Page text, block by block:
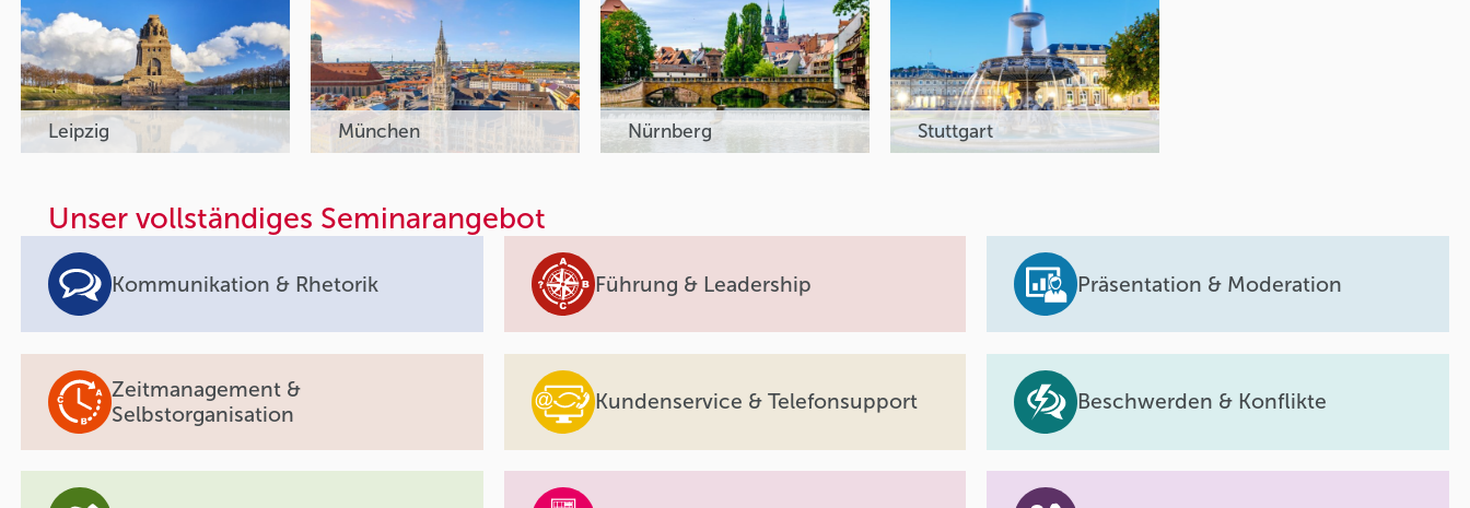
Unser vollständiges Seminarangebot
Kommunikation & Rhetorik Führung & Leadership Präsentation & Moderation
Zeitmanagement &
Selbstorganisation
Kundenservice & Telefonsupport Beschwerden & Konflikte
Leipzig München Nürnberg Stuttgart